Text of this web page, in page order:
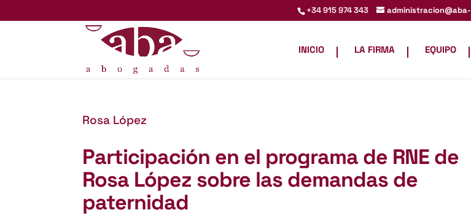
+34 915 974 343
INICIO LA FIRMA EQUIPO
Rosa López
Participación en el programa de RNE de
Rosa López sobre las demandas de
paternidad